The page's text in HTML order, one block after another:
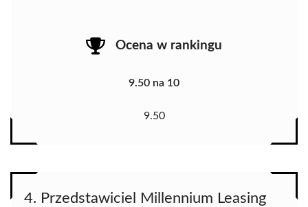
Ocena w rankingu
9.50 na 10
9.50
4. Przedstawiciel Millennium Leasing